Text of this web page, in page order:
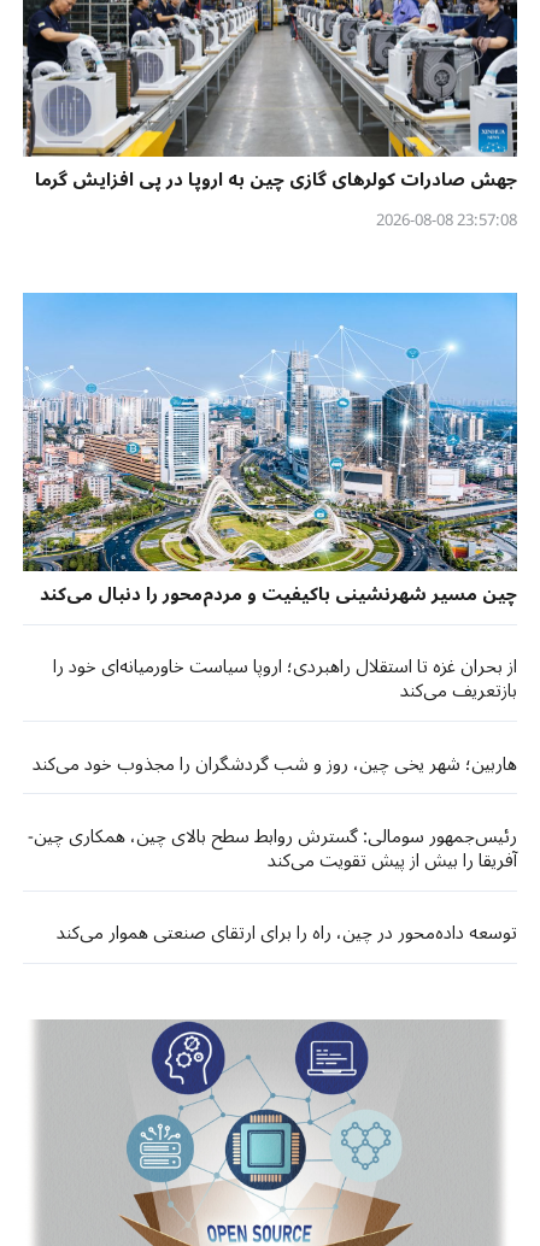
جهش صادرات کولرهای گازی چین به اروپا در پی افزایش گرما
23:57:08 2026-08-08
چین مسیر شهرنشینی باکیفیت و مردم‌محور را دنبال می‌کند
از بحران غزه تا استقلال راهبردی؛ اروپا سیاست خاورمیانه‌ای خود را
بازتعریف می‌کند
هاربین؛ شهر یخی چین، روز و شب گردشگران را مجذوب خود می‌کند
رئیس‌جمهور سومالی: گسترش روابط سطح بالای چین، همکاری چین-
آفریقا را بیش از پیش تقویت می‌کند
توسعه داده‌محور در چین، راه را برای ارتقای صنعتی هموار می‌کند